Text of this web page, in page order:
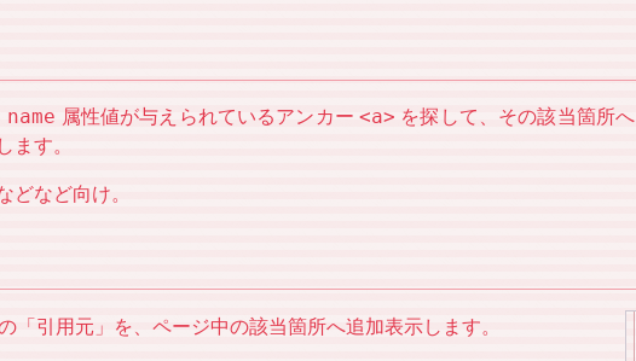
name 属性値が与えられているアンカー<a> を探して、その該当箇所へ
ます。
どなど向け。
「引用元」を、ページ中の該当箇所へ追加表示します。